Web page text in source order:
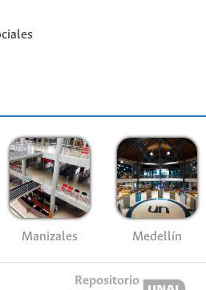
Manizales Medellín
Repositorio